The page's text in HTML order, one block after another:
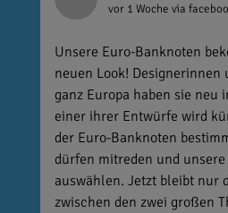
vor 1 Woche via
Unsere Euro-Banknoten
neuen Look! Designerinnen
ganz Europa haben sie neu
einer ihrer Entwürfe wird
der Euro-Banknoten
dürfen mitreden und unsere
auswählen. Jetzt bleibt nur
zwischen den zwei großen